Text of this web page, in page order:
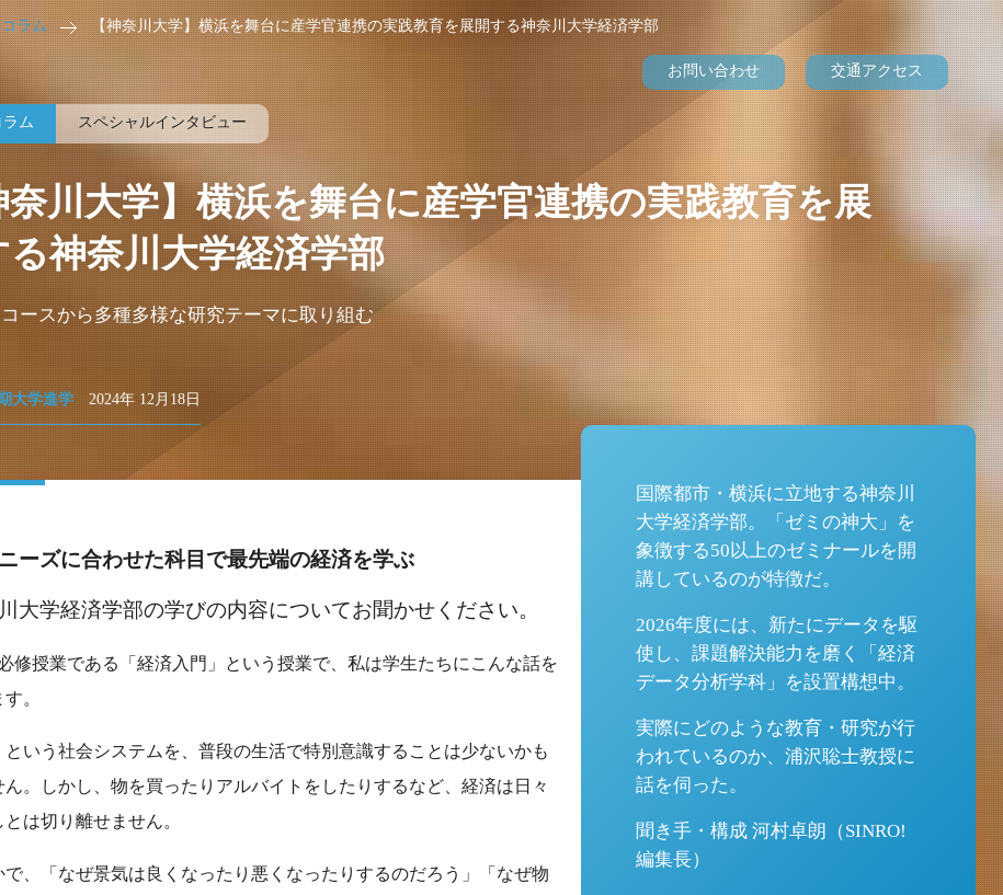
ラム 【神奈川大学】横浜を舞台に産学官連携の実践教育を展開する神奈川大学経済学部
ム スペシャルインタビュー
奈川大学】横浜を舞台に産学官連携の実践教育を展
る神奈川大学経済学部
ースから多種多様な研究テーマに取り組む
大学進学 2024年 12月18日
国際都市・横浜に立地する神奈川
大学経済学部。「ゼミの神大」を
象徴する50以上のゼミナールを開
講しているのが特徴だ。
2026年度には、新たにデータを駆
使し、課題解決能力を磨く「経済
データ分析学科」を設置構想中。
実際にどのような教育・研究が行
われているのか、浦沢聡士教授に
話を伺った。
聞き手・構成 河村卓朗（SINRO!
編集長）
ーズに合わせた科目で最先端の経済を学ぶ
大学経済学部の学びの内容についてお聞かせください。
修授業である「経済入門」という授業で、私は学生たちにこんな話を
。
という社会システムを、普段の生活で特別意識することは少ないかも
ん。しかし、物を買ったりアルバイトをしたりするなど、経済は日々
は切り離せません。
で、「なぜ景気は良くなったり悪くなったりするのだろう」「なぜ物
お問い合わせ 交通アクセス